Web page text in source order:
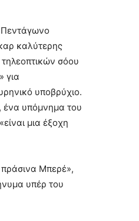
Πεντάγωνο
καλύτερης
σόου
για
υποβρύχιο.
ένα υπόμνημα του
μια έξοχη
Μπερέ»,
υπέρ του